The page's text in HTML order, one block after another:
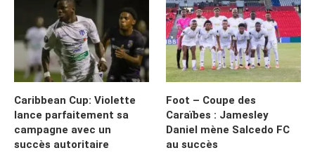
Caribbean Cup: Violette
lance parfaitement sa
campagne avec un
succès autoritaire
Foot – Coupe des
Caraïbes : Jamesley
Daniel mène Salcedo FC
au succès